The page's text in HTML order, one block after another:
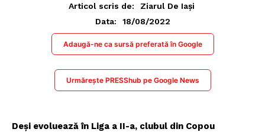
Articol scris de:
Ziarul De Iași
Data:
18/08/2022
Adaugă-ne ca sursă preferată în Google
Urmărește PRESShub pe Google News
Deşi evoluează în Liga a II-a, clubul din Copou